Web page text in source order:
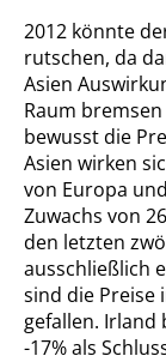
2012 könnte
rutschen, da
Asien
Raum
bewusst die
Asien wirken
von Europa
Zuwachs von
den letzten
ausschließlich
sind die Preise
gefallen. Irland
-17% als